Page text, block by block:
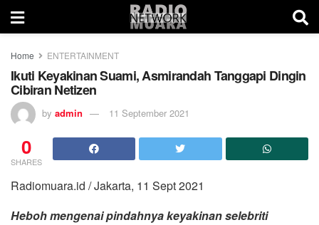
Home ENTERTAINMENT
Ikuti Keyakinan Suami, Asmirandah Tanggapi Dingin
Cibiran Netizen
by admin 11 September 2021
0
SHARES
Radiomuara.id / Jakarta, 11 Sept 2021
Heboh mengenai pindahnya keyakinan selebriti